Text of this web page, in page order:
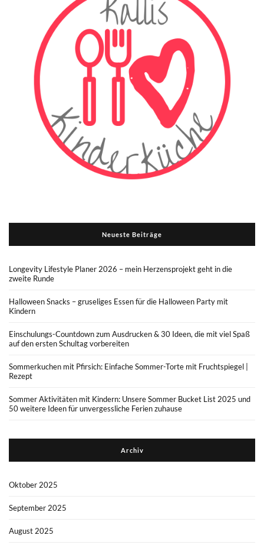
Neueste Beiträge
Longevity Lifestyle Planer 2026 – mein Herzensprojekt geht in die
zweite Runde
Halloween Snacks – gruseliges Essen für die Halloween Party mit
Kindern
Einschulungs-Countdown zum Ausdrucken & 30 Ideen, die mit viel Spaß
auf den ersten Schultag vorbereiten
Sommerkuchen mit Pfirsich: Einfache Sommer-Torte mit Fruchtspiegel |
Rezept
Sommer Aktivitäten mit Kindern: Unsere Sommer Bucket List 2025 und
50 weitere Ideen für unvergessliche Ferien zuhause
Archiv
Oktober 2025
September 2025
August 2025